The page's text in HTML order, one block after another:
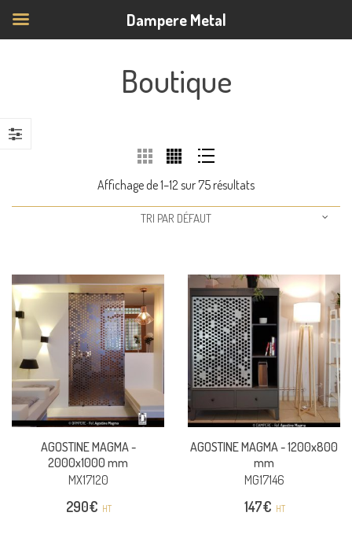
Boutique
Affichage de 1–12 sur 75 résultats
TRI PAR DÉFAUT
AGOSTINE MAGMA -
2000x1000 mm
MX17120
290€ HT
AGOSTINE MAGMA -1200x800
mm
MG17146
147€ HT
Dampere Metal